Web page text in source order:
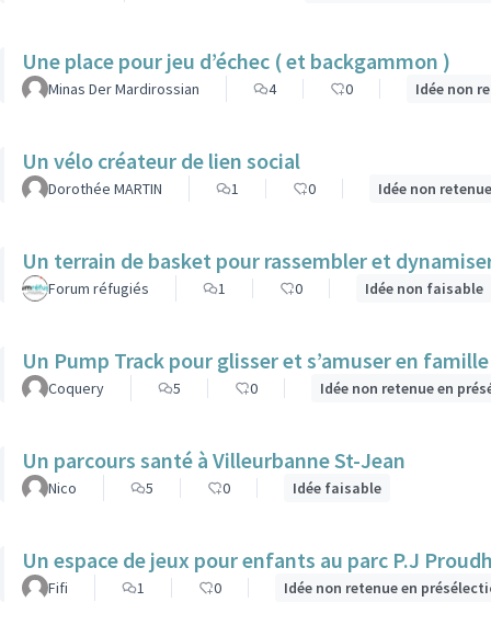
Une place pour jeu d’échec ( et backgammon )
Minas Der Mardirossian 4 0 Idée non
Un vélo créateur de lien social
Dorothée MARTIN 1 0 Idée non
Un terrain de basket pour rassembler et
Forum réfugiés 1 0 Idée non faisable
Un Pump Track pour glisser et s’amuser en famille
Coquery 5 0 Idée non retenue en
Un parcours santé à Villeurbanne St-Jean
Nico 5 0 Idée faisable
Un espace de jeux pour enfants au parc P.J
Fifi 1 0 Idée non retenue en